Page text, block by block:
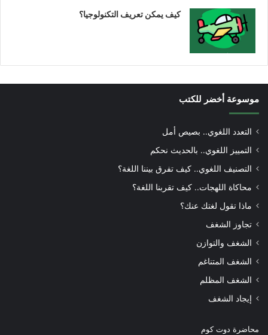
كيف يمكن تعريف التكنولوجيا؟
موسوعة أخضر للكتب
التعدد اللغوي.. بصيص أمل
التمييز اللغوي.. بالحديث نحكم
التصنيف اللغوي.. كيف تفرق بيننا اللغة؟
محاكاة اللهجات.. كيف تقربنا اللغة؟
ماذا تقول لغتك عنك؟
تجاوز الشغف
الشغف والتوازن
الشغف المتناغم
الشغف المظلم
إيجاد الشغف
محاضرة دوت كوم